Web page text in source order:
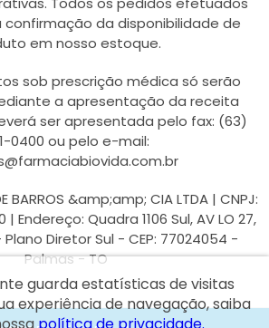
da disponibilidade de
em nosso estoque.
sob prescrição médica só serão
a apresentação da receita
ser apresentada pelo fax: (63)
0400 ou pelo e-mail:
BARROS &amp;amp; CIA LTDA | CNPJ:
Endereço: Quadra 1106 Sul, AV LO 27,
- Plano Diretor Sul - CEP: 77024054 -
Palmas - TO
guarda estatísticas de visitas
experiência de navegação, saiba